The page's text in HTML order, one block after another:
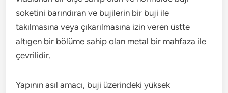
soketini barındıran ve bujilerin bir buji ile
takılmasına veya çıkarılmasına izin veren üstte
altıgen bir bölüme sahip olan metal bir mahfaza ile
çevrilidir.
Yapının asıl amacı, buji üzerindeki yüksek